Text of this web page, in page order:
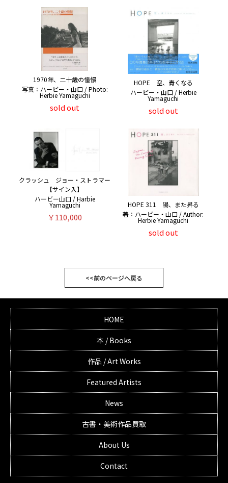
1970年、二十歳の憧憬
写真：ハービー・山口 / Photo:
Herbie Yamaguchi
sold out
HOPE 空、青くなる
ハービー・山口 / Herbie
Yamaguchi
sold out
クラッシュ ジョー・ストラマー
【サイン入】
ハービー山口 / Harbie
Yamaguchi
￥110,000
HOPE 311 陽、また昇る
著：ハービー・山口 / Author:
Herbie Yamaguchi
sold out
<<前のページへ戻る
HOME
本 / Books
作品 / Art Works
Featured Artists
News
古書・美術作品買取
About Us
Contact